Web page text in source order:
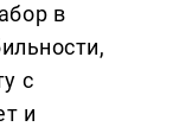
в
с
и